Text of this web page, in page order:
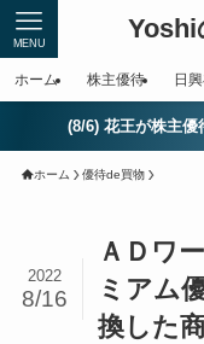
Yoshi
MENU
ホーム 株主優待 日
(8/6) 花王が株主優
ホーム 優待de買物
ＡＤワ
ミアム
換した
2022
8/16